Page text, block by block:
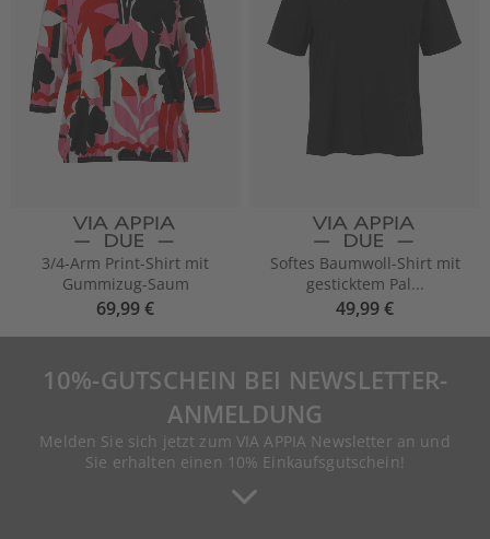
3/4-Arm Print-Shirt mit
Gummizug-Saum
69,99 €
Softes Baumwoll-Shirt mit
gesticktem Pal...
49,99 €
10%-GUTSCHEIN BEI NEWSLETTER-
ANMELDUNG
Melden Sie sich jetzt zum VIA APPIA Newsletter an und
Sie erhalten einen 10% Einkaufsgutschein!